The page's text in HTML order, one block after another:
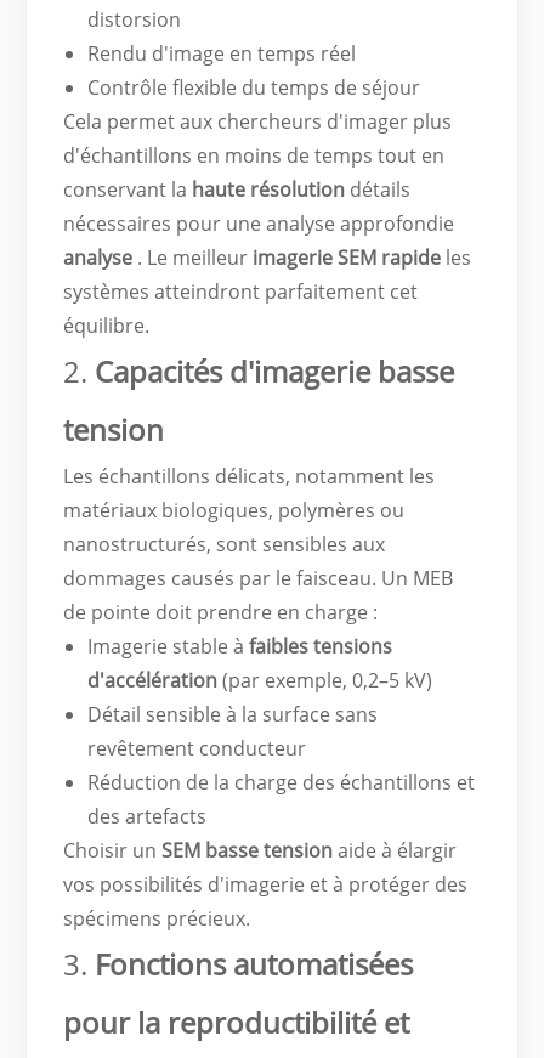
distorsion
Rendu d'image en temps réel
Contrôle flexible du temps de séjour
Cela permet aux chercheurs d'imager plus
d'échantillons en moins de temps tout en
conservant la haute résolution détails
nécessaires pour une analyse approfondie
analyse . Le meilleur imagerie SEM rapide les
systèmes atteindront parfaitement cet
équilibre.
2. Capacités d'imagerie basse
tension
Les échantillons délicats, notamment les
matériaux biologiques, polymères ou
nanostructurés, sont sensibles aux
dommages causés par le faisceau. Un MEB
de pointe doit prendre en charge :
Imagerie stable àfaibles tensions
d'accélération(par exemple, 0,2–5 kV)
Détail sensible à la surface sans
revêtement conducteur
Réduction de la charge des échantillons et
des artefacts
Choisir unSEM basse tensionaide à élargir
vos possibilités d'imagerie et à protéger des
spécimens précieux.
3. Fonctions automatisées
pour la reproductibilité et